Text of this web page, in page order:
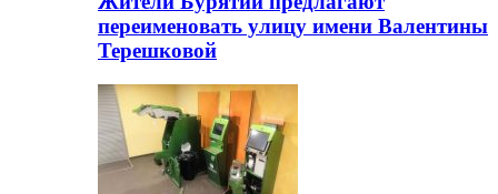
переименовать улицу имени Валентины
Терешковой